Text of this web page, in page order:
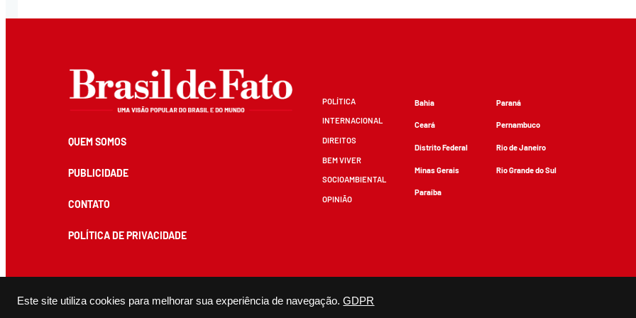
Este site utiliza cookies para melhorar sua experiência de navegação. GDPR
QUEM SOMOS
PUBLICIDADE
CONTATO
POLÍTICA DE PRIVACIDADE
POLÍTICA
INTERNACIONAL
DIREITOS
BEM VIVER
SOCIOAMBIENTAL
OPINIÃO
Bahia
Ceará
Distrito Federal
Minas Gerais
Paraíba
Paraná
Pernambuco
Rio de Janeiro
Rio Grande do Sul